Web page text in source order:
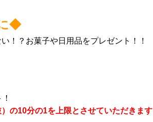
◆
！？お菓子や日用品をプレゼント！！
の10分の1を上限とさせていただきます